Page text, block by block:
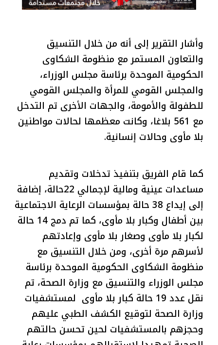
وأشار التقرير إلى أنه من خلال التنسيق
والتعاون المستمر مع منظومة الشكاوى
الحكومية الموحدة برئاسة مجلس الوزراء،
والمجلس القومي للمرأة والمجلس القومي
للطفولة والأمومة، والجهات الأخرى تم التدخل
مع 561 بلاغا، وكانت معظمها لحالات مواطنين
بلا مأوى وحالات إنسانية.
كما قام الفريق بتنفيذ تدخلات وتقديم
مساعدات عينية ومالية لإجمالي 22حالة، إضافة
إلى إيداع 38 حالة بمؤسسات الرعاية الاجتماعية
بين أطفال وكبار بلا مأوى، كما تم دمج 14 حالة
لكبار بلا مأوى وصغار بلا مأوى وإعادتهم
لأسرهم مرة أخرى، ومن خلال التنسيق مع
منظومة الشكاوى الحكومية الموحدة برئاسة
مجلس الوزراء والتنسيق مع وزارة الصحة، تم
نقل عدد 19 حالة كبار بلا مأوى لمستشفيات
وزارة الصحة لتوقيع الكشف الطبي عليهم
وحجزهم بالمستشفيات لحين تحسن حالتهم